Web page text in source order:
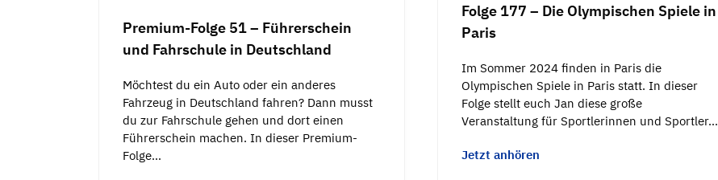
Premium-Folge 51 – Führerschein
und Fahrschule in Deutschland
Möchtest du ein Auto oder ein anderes
Fahrzeug in Deutschland fahren? Dann musst
du zur Fahrschule gehen und dort einen
Führerschein machen. In dieser Premium-
Folge…
Folge 177 – Die Olympischen Spiele in
Paris
Im Sommer 2024 finden in Paris die
Olympischen Spiele in Paris statt. In dieser
Folge stellt euch Jan diese große
Veranstaltung für Sportlerinnen und Sportler…
Jetzt anhören